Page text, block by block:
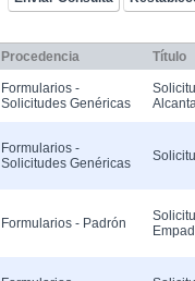
Procedencia Título
Formularios -
Solicitudes Genéricas
Formularios -
Solicitudes Genéricas
Formularios - Padrón